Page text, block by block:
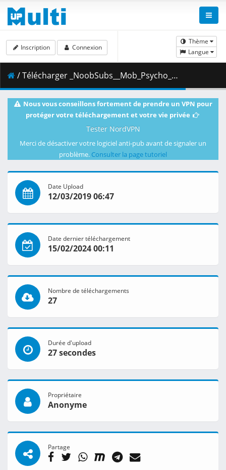
Thème
Langue
Inscription Connexion
/ Télécharger _NoobSubs__Mob_Psycho_100_12__1080p_Blu-ray_Dual_Audio_8bit_AC3__C6880768_.mkv.002 ( 347.33 MB )
Nous vous conseillons fortement de prendre un VPN pour
protéger votre téléchargement et votre vie privée
Tester NordVPN
Merci de désactiver votre logiciel anti-pub avant de signaler un
problème. Consulter la page tutoriel
Date Upload
12/03/2019 06:47
Date dernier téléchargement
15/02/2024 00:11
Nombre de téléchargements
27
Durée d'upload
27 secondes
Propriétaire
Anonyme
Partage